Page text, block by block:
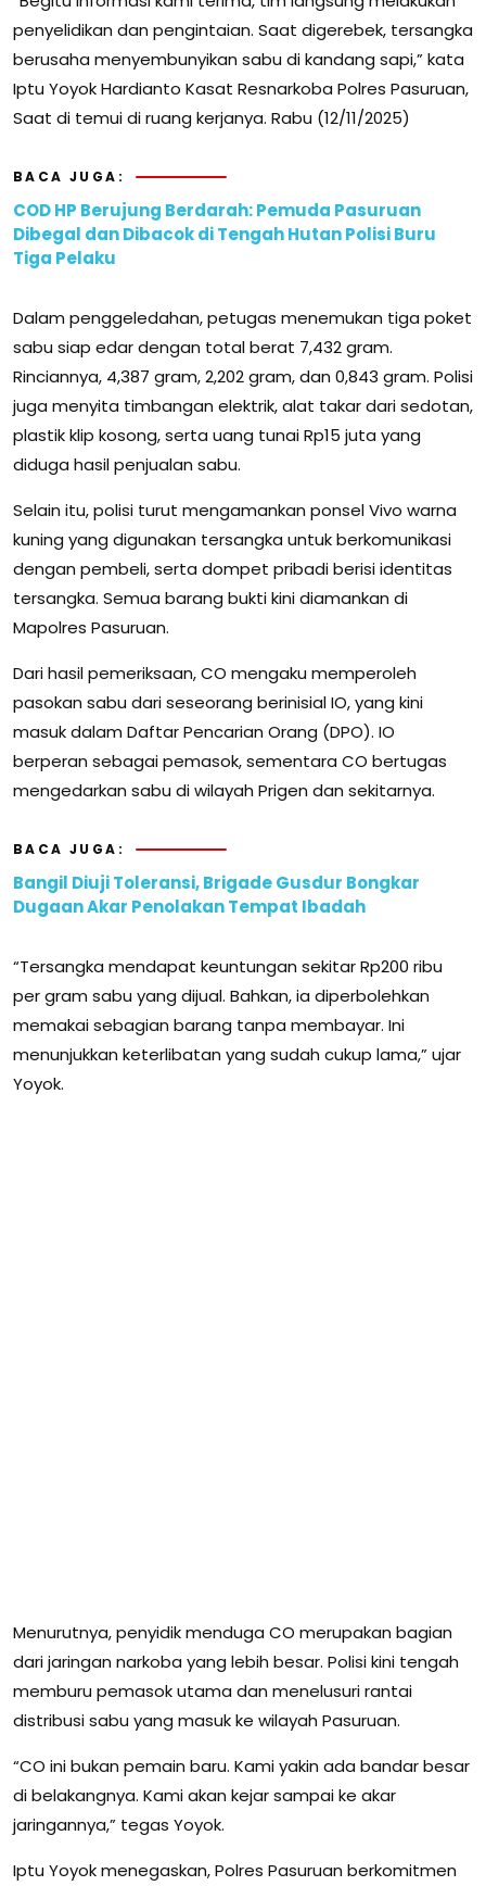
penyelidikan dan pengintaian. Saat digerebek, tersangka
berusaha menyembunyikan sabu di kandang sapi,” kata
Iptu Yoyok Hardianto Kasat Resnarkoba Polres Pasuruan,
Saat di temui di ruang kerjanya. Rabu (12/11/2025)
BACA JUGA:
COD HP Berujung Berdarah: Pemuda Pasuruan
Dibegal dan Dibacok di Tengah Hutan Polisi Buru
Tiga Pelaku
Dalam penggeledahan, petugas menemukan tiga poket
sabu siap edar dengan total berat 7,432 gram.
Rinciannya, 4,387 gram, 2,202 gram, dan 0,843 gram. Polisi
juga menyita timbangan elektrik, alat takar dari sedotan,
plastik klip kosong, serta uang tunai Rp15 juta yang
diduga hasil penjualan sabu.
Selain itu, polisi turut mengamankan ponsel Vivo warna
kuning yang digunakan tersangka untuk berkomunikasi
dengan pembeli, serta dompet pribadi berisi identitas
tersangka. Semua barang bukti kini diamankan di
Mapolres Pasuruan.
Dari hasil pemeriksaan, CO mengaku memperoleh
pasokan sabu dari seseorang berinisial IO, yang kini
masuk dalam Daftar Pencarian Orang (DPO). IO
berperan sebagai pemasok, sementara CO bertugas
mengedarkan sabu di wilayah Prigen dan sekitarnya.
BACA JUGA:
Bangil Diuji Toleransi, Brigade Gusdur Bongkar
Dugaan Akar Penolakan Tempat Ibadah
“Tersangka mendapat keuntungan sekitar Rp200 ribu
per gram sabu yang dijual. Bahkan, ia diperbolehkan
memakai sebagian barang tanpa membayar. Ini
menunjukkan keterlibatan yang sudah cukup lama,” ujar
Yoyok.
Menurutnya, penyidik menduga CO merupakan bagian
dari jaringan narkoba yang lebih besar. Polisi kini tengah
memburu pemasok utama dan menelusuri rantai
distribusi sabu yang masuk ke wilayah Pasuruan.
“CO ini bukan pemain baru. Kami yakin ada bandar besar
di belakangnya. Kami akan kejar sampai ke akar
jaringannya,” tegas Yoyok.
Iptu Yoyok menegaskan, Polres Pasuruan berkomitmen